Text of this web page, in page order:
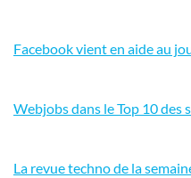
Facebook vient en aide au
Webjobs dans le Top 10 des
La revue techno de la